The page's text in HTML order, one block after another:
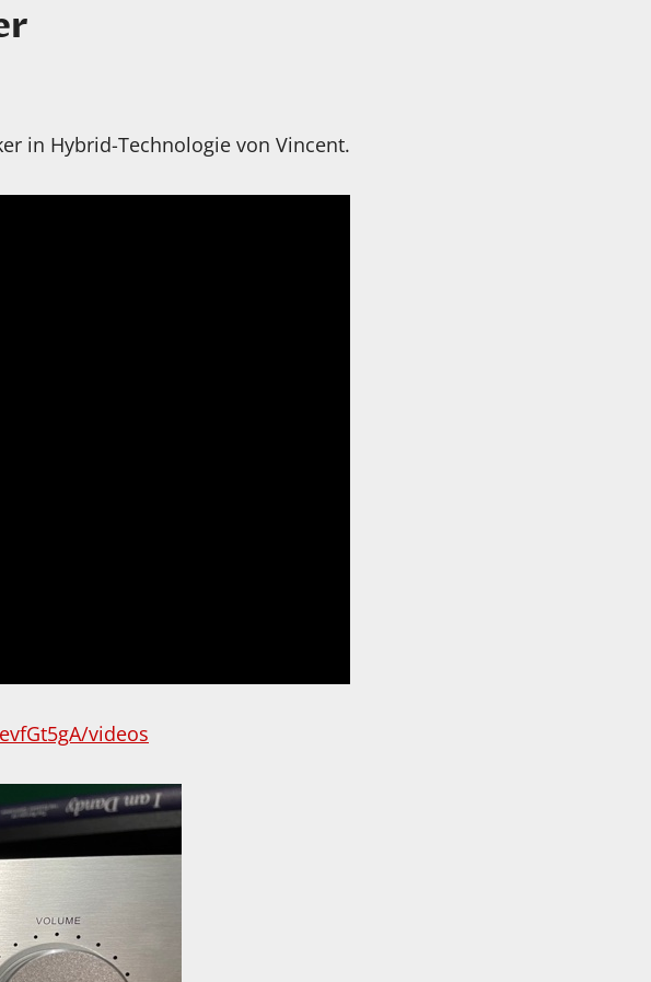
in Hybrid-Technologie von Vincent.
videos